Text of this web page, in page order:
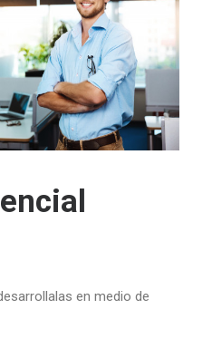
en medio de